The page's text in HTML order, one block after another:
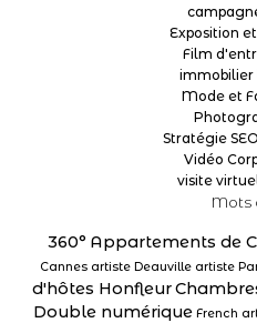
Exposition
Film
immobilier
Mode et
Stratégie
Vidéo
visite
Mots
360° Appartements de
Cannes artiste Deauville artiste
d'hôtes Honfleur
Double numérique French